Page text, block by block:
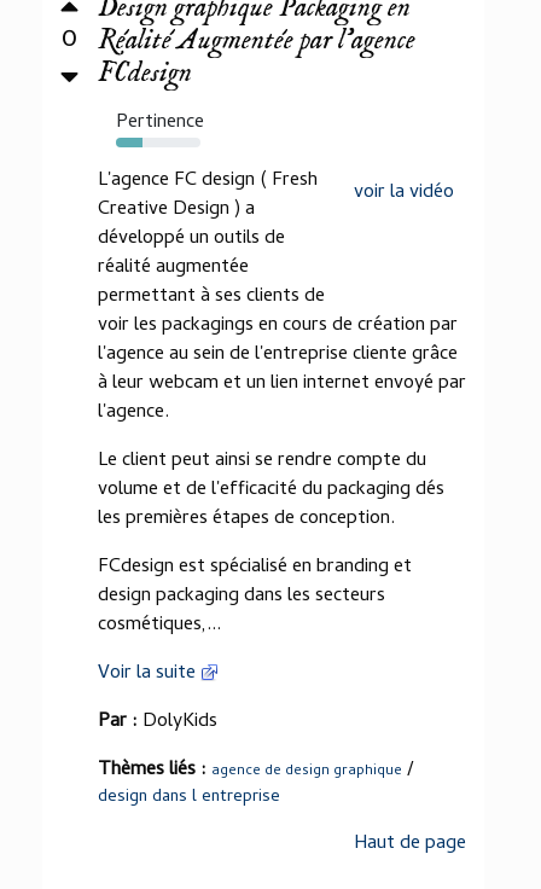
0
Design graphique Packaging en
Réalité Augmentée par l'agence
FCdesign
Pertinence
31%
voir la vidéo
L'agence FC design ( Fresh
Creative Design ) a
développé un outils de
réalité augmentée
permettant à ses clients de
voir les packagings en cours de création par
l'agence au sein de l'entreprise cliente grâce
à leur webcam et un lien internet envoyé par
l'agence.
Le client peut ainsi se rendre compte du
volume et de l'efficacité du packaging dés
les premières étapes de conception.
FCdesign est spécialisé en branding et
design packaging dans les secteurs
cosmétiques,...
Voir la suite
Par : DolyKids
Thèmes liés : agence de design graphique /
design dans l entreprise
Haut de page